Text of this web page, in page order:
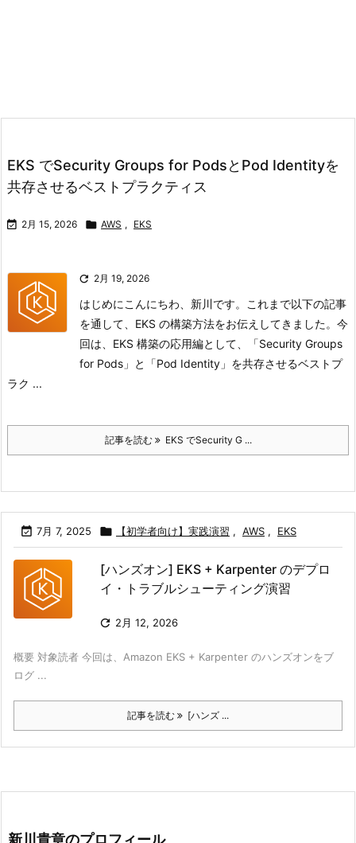
EKS でSecurity Groups for PodsとPod Identityを
共存させるベストプラクティス
 2月 15, 2026  AWS , EKS
 2月 19, 2026
はじめにこんにちわ、新川です。これまで以下の記事
を通して、EKS の構築方法をお伝えしてきました。今
回は、EKS 構築の応用編として、「Security Groups
for Pods」と「Pod Identity」を共存させるベストプ
ラク ...
記事を読む EKS でSecurity G ...
 7月 7, 2025  【初学者向け】実践演習 , AWS , EKS
[ハンズオン] EKS + Karpenter のデプロ
イ・トラブルシューティング演習
 2月 12, 2026
概要 対象読者 今回は、Amazon EKS + Karpenter のハンズオンをブ
ログ ...
記事を読む [ハンズ ...
新川貴章のプロフィール